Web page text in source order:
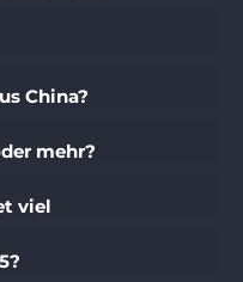
China?
mehr?
viel